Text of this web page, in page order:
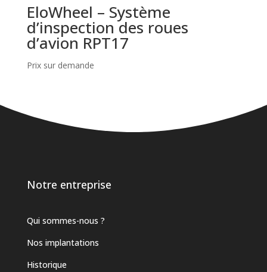
EloWheel – Système
d’inspection des roues
d’avion RPT17
Prix sur demande
Notre entreprise
Qui sommes-nous ?
Nos implantations
Historique